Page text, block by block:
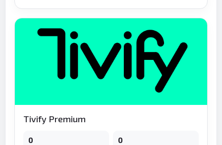
Tivify Premium
0 0